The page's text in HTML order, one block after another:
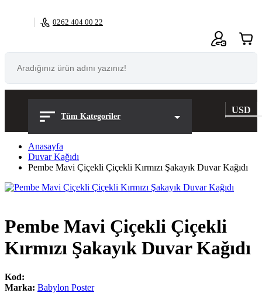
0262 404 00 22
0
Tüm Kategoriler
USD
Anasayfa
Duvar Kağıdı
Pembe Mavi Çiçekli Çiçekli Kırmızı Şakayık Duvar Kağıdı
Pembe Mavi Çiçekli Çiçekli
Kırmızı Şakayık Duvar Kağıdı
Kod:
Marka: Babylon Poster